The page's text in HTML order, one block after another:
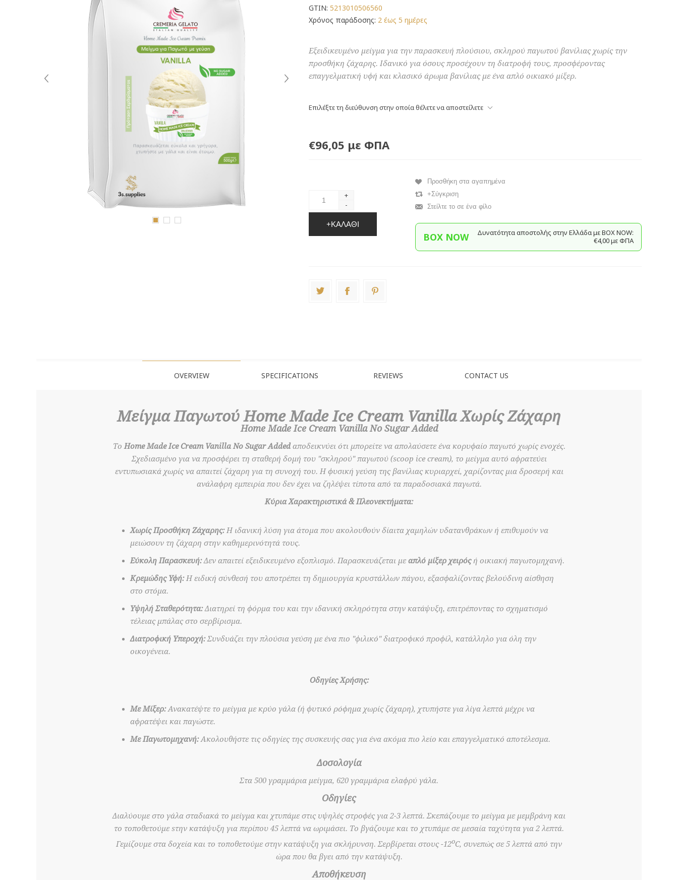
GTIN: 5213010506560
Χρόνος παράδοσης: 2 έως 5 ημέρες
Εξειδικευμένο μείγμα για την παρασκευή πλούσιου, σκληρού παγωτού βανίλιας χωρίς την
προσθήκη ζάχαρης. Ιδανικό για όσους προσέχουν τη διατροφή τους, προσφέροντας
επαγγελματική υφή και κλασικό άρωμα βανίλιας με ένα απλό οικιακό μίξερ.
Επιλέξτε τη διεύθυνση στην οποία θέλετε να αποστείλετε
€96,05 με ΦΠΑ
+
-
+ΚΑΛΆΘΙ
Προσθήκη στα αγαπημένα
+Σύγκριση
Στείλτε το σε ένα φίλο
BOX NOW
Δυνατότητα αποστολής στην Ελλάδα με BΟΧ ΝOW:
€4,00 με ΦΠΑ
OVERVIEW SPECIFICATIONS REVIEWS CONTACT US
Μείγμα Παγωτού Home Made Ice Cream Vanilla Χωρίς Ζάχαρη
Home Made Ice Cream Vanilla No Sugar Added
ΤοHome Made Ice Cream Vanilla No Sugar Addedαποδεικνύει ότι μπορείτε να απολαύσετε ένα κορυφαίο παγωτό χωρίς ενοχές.
Σχεδιασμένο για να προσφέρει τη σταθερή δομή του "σκληρού" παγωτού (scoop ice cream), το μείγμα αυτό αφρατεύει
εντυπωσιακά χωρίς να απαιτεί ζάχαρη για τη συνοχή του. Η φυσική γεύση της βανίλιας κυριαρχεί, χαρίζοντας μια δροσερή και
ανάλαφρη εμπειρία που δεν έχει να ζηλέψει τίποτα από τα παραδοσιακά παγωτά.
Κύρια Χαρακτηριστικά & Πλεονεκτήματα:
Χωρίς Προσθήκη Ζάχαρης:Η ιδανική λύση για άτομα που ακολουθούν δίαιτα χαμηλών υδατανθράκων ή επιθυμούν να
μειώσουν τη ζάχαρη στην καθημερινότητά τους.
Εύκολη Παρασκευή:Δεν απαιτεί εξειδικευμένο εξοπλισμό. Παρασκευάζεται με απλό μίξερ χειρόςή οικιακή παγωτομηχανή.
Κρεμώδης Υφή:Η ειδική σύνθεσή του αποτρέπει τη δημιουργία κρυστάλλων πάγου, εξασφαλίζοντας βελούδινη αίσθηση
στο στόμα.
Υψηλή Σταθερότητα:Διατηρεί τη φόρμα του και την ιδανική σκληρότητα στην κατάψυξη, επιτρέποντας το σχηματισμό
τέλειας μπάλας στο σερβίρισμα.
Διατροφική Υπεροχή:Συνδυάζει την πλούσια γεύση με ένα πιο "φιλικό" διατροφικό προφίλ, κατάλληλο για όλη την
οικογένεια.
Οδηγίες Χρήσης:
Με Μίξερ:Ανακατέψτε το μείγμα με κρύο γάλα (ή φυτικό ρόφημα χωρίς ζάχαρη), χτυπήστε για λίγα λεπτά μέχρι να
αφρατέψει και παγώστε.
Με Παγωτομηχανή:Ακολουθήστε τις οδηγίες της συσκευής σας για ένα ακόμα πιο λείο και επαγγελματικό αποτέλεσμα.
Δοσολογία
Στα 500 γραμμάρια μείγμα, 620 γραμμάρια ελαφρύ γάλα.
Οδηγίες
Διαλύουμε στο γάλα σταδιακά το μείγμα και χτυπάμε στις υψηλές στροφές για 2-3 λεπτά. Σκεπάζουμε το μείγμα με μεμβράνη και
το τοποθετούμε sτην κατάψυξη για περίπου 45 λεπτά να ωριμάσει. Το βγάζουμε και το χτυπάμε σε μεσαία ταχύτητα για 2 λεπτά.
Γεμίζουμε στα δοχεία και το τοποθετούμε στην κατάψυξη για σκλήρυνση. Σερβίρεται στους -12οC, συνεπώς σε 5 λεπτά από την
ώρα που θα βγει από την κατάψυξη.
Αποθήκευση